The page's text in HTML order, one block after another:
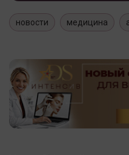
новости медицина